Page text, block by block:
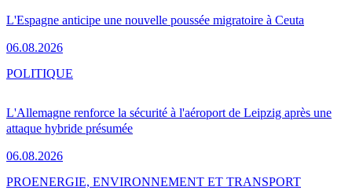
L'Espagne anticipe une nouvelle poussée migratoire à Ceuta
06.08.2026
L'Allemagne renforce la sécurité à l'aéroport de Leipzig après une
attaque hybride présumée
06.08.2026
POLITIQUE
PROENERGIE, ENVIRONNEMENT ET TRANSPORT